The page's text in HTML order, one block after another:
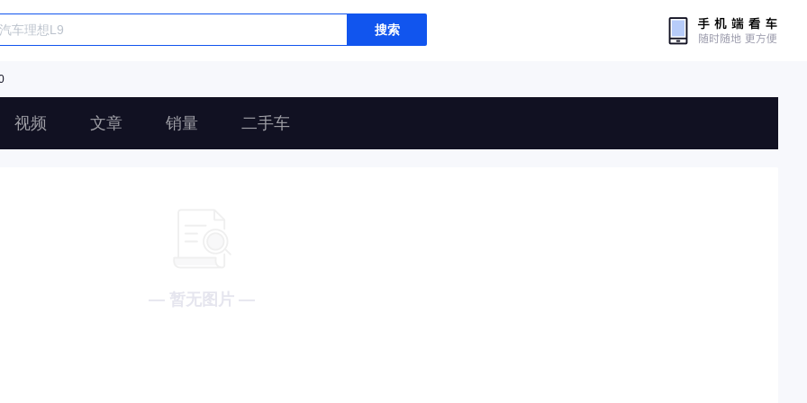
搜索
视频 文章 销量 二手车
— 暂无图片 —